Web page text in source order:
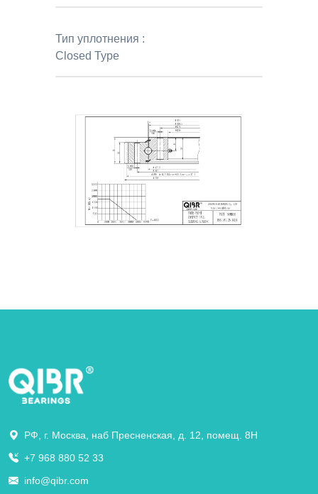
Тип уплотнения :
Closed Type
РФ, г. Москва, наб Пресненская, д. 12, помещ. 8Н
+7 968 880 52 33
info@qibr.com